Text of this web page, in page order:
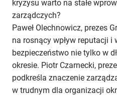
kryzysu warto na stałe
zarządczych?
Paweł Olechnowicz, prezes
na rosnący wpływ reputacji
bezpieczeństwo nie tylko w
okresie. Piotr Czarnecki,
podkreśla znaczenie
w trudnym dla organizacji